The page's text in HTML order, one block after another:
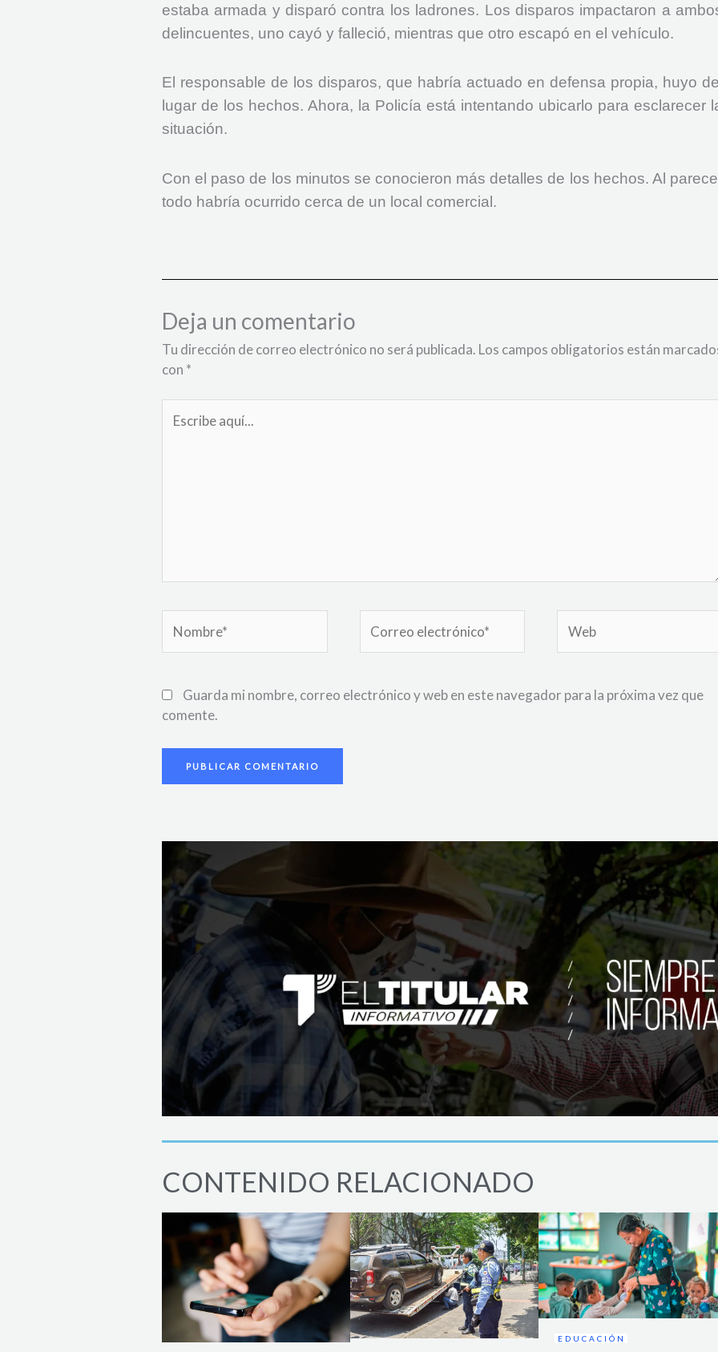
estaba armada y disparó contra los ladrones. Los disparos impactaron a
delincuentes, uno cayó y falleció, mientras que otro escapó en el vehículo.
El responsable de los disparos, que habría actuado en defensa propia, huyo
lugar de los hechos. Ahora, la Policía está intentando ubicarlo para esclarecer
situación.
Con el paso de los minutos se conocieron más detalles de los hechos. Al
todo habría ocurrido cerca de un local comercial.
Deja un comentario
Tu dirección de correo electrónico no será publicada. Los campos obligatorios están
con *
aquí...
electrónico*
Guarda mi nombre, correo electrónico y web en este navegador para la próxima vez que
comente.
CONTENIDO RELACIONADO
EDUCACIÓN